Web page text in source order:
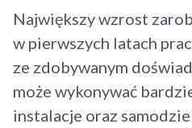
Największy wzrost
w pierwszych latach
ze zdobywanym
może wykonywać
instalacje oraz